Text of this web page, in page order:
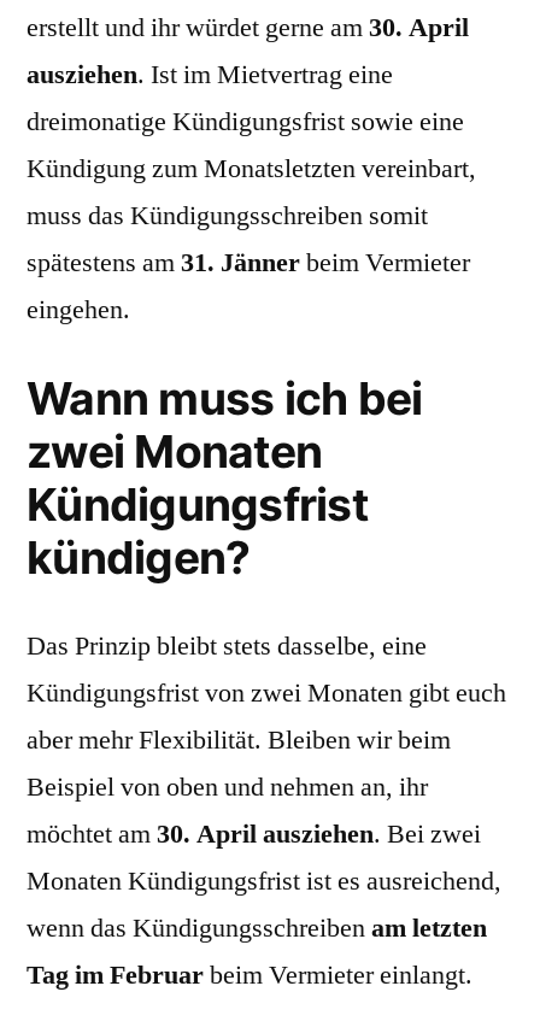
erstellt und ihr würdet gerne am30. April
ausziehen. Ist im Mietvertrag eine
dreimonatige Kündigungsfrist sowie eine
Kündigung zum Monatsletzten vereinbart,
muss das Kündigungsschreiben somit
spätestens am31. Jännerbeim Vermieter
eingehen.
Wann muss ich bei
zwei Monaten
Kündigungsfrist
kündigen?
Das Prinzip bleibt stets dasselbe, eine
Kündigungsfrist von zwei Monaten gibt euch
aber mehr Flexibilität. Bleiben wir beim
Beispiel von oben und nehmen an, ihr
möchtet am30. April ausziehen. Bei zwei
Monaten Kündigungsfrist ist es ausreichend,
wenn das Kündigungsschreibenam letzten
Tag im Februarbeim Vermieter einlangt.